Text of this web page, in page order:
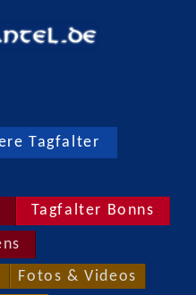
Tagfalter
Tagfalter Bonns
Fotos & Videos